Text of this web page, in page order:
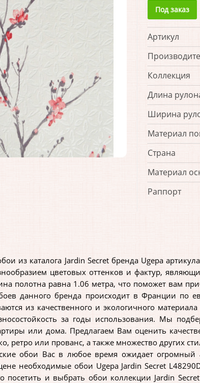
Под заказ
Артикул
Коллекция
Длина
Ширина
Материал
Страна
Материал
Раппорт
из каталога Jardin Secret бренда Ugepa
цветовых оттенков и фактур,
полотна равна 1.06 метра, что поможет вам
данного бренда происходит в Франции по
из качественного и экологичного
за годы использования. Мы
или дома. Предлагаем Вам оценить
ретро или прованс, а также множество других
обои Вас в любое время ожидает огромный
необходимые обои Ugepa Jardin Secret
посетить и выбрать обои коллекции Jardin